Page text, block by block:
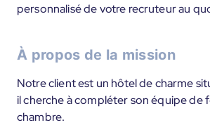
personnalisé de votre recruteur au
À propos de la mission
Notre client est un hôtel de charme
il cherche à compléter son équipe de
chambre.